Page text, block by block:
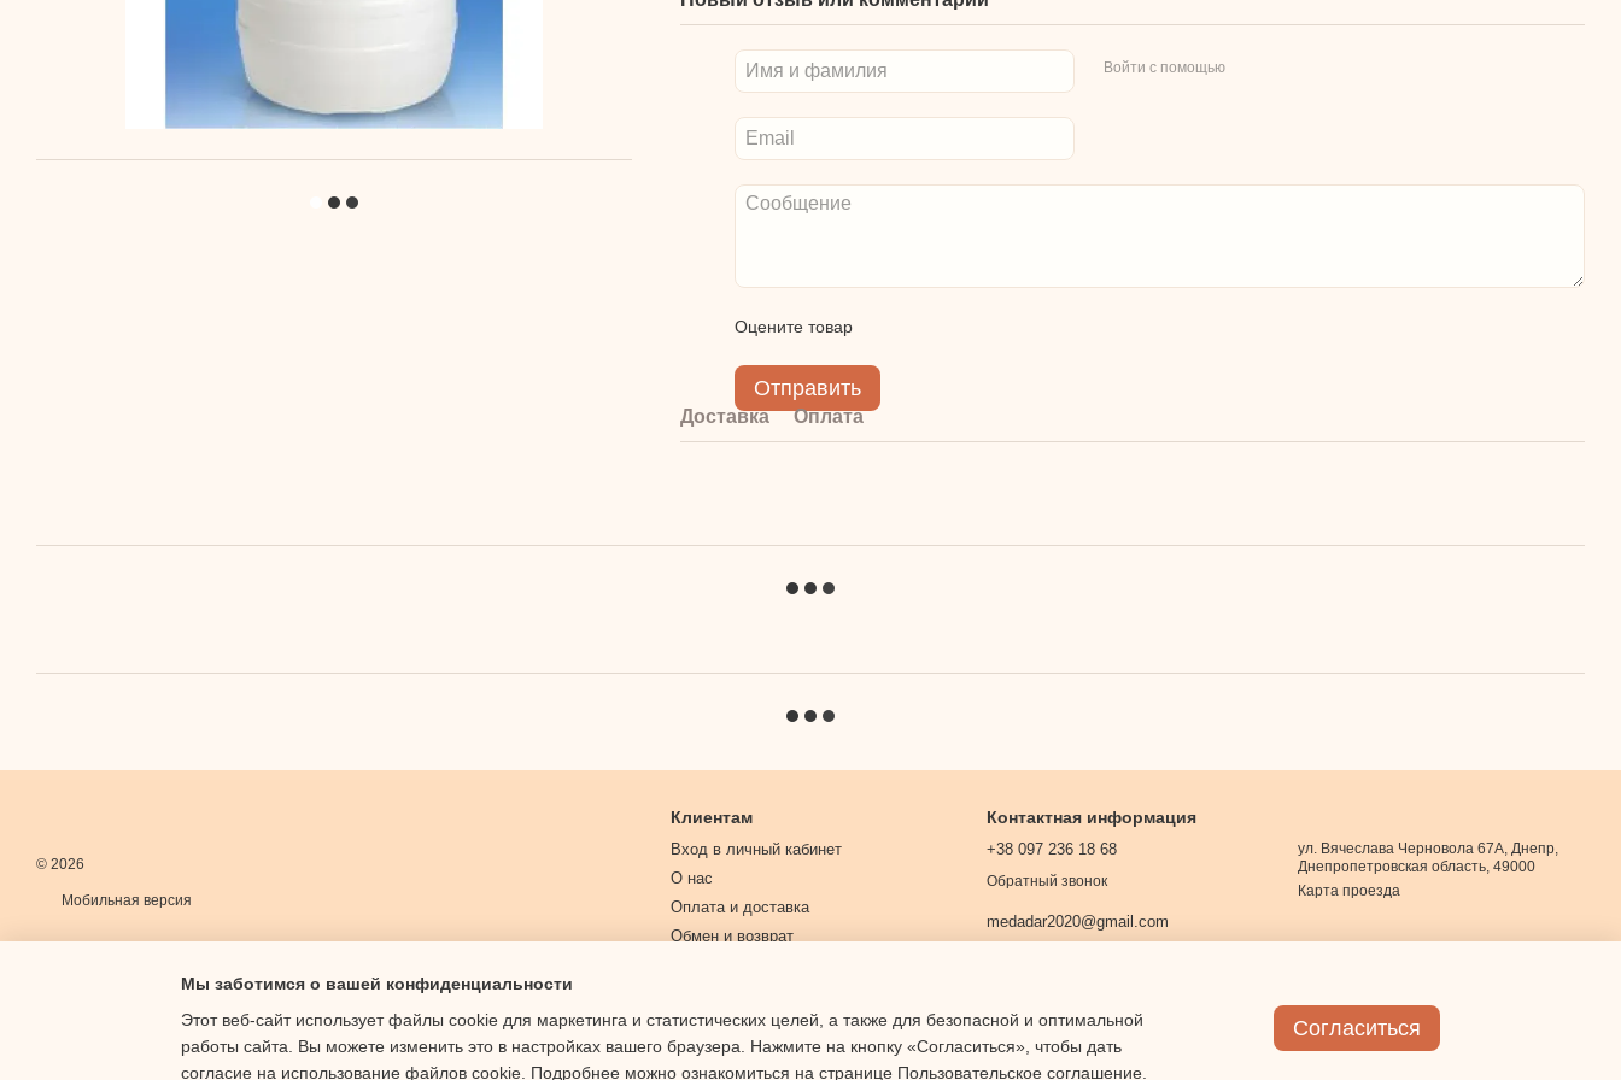
Войти с помощью
Оцените товар
Отправить
Доставка Оплата
© 2026
Мобильная версия
Клиентам
Вход в личный кабинет
О нас
Оплата и доставка
Обмен и возврат
Политика конфиденциальности
Контактная информация
+38 097 236 18 68
Обратный звонок
medadar2020@gmail.com
ул. Вячеслава Черновола 67А, Днепр,
Днепропетровская область, 49000
Карта проезда
Мы заботимся о вашей конфиденциальности
Этот веб-сайт использует файлы cookie для маркетинга и статистических целей, а также для безопасной и оптимальной
работы сайта. Вы можете изменить это в настройках вашего браузера. Нажмите на кнопку «Согласиться», чтобы дать
согласие на использование файлов cookie. Подробнее можно ознакомиться на странице Пользовательское соглашение
Согласиться